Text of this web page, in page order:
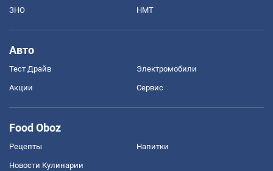
ЗНО НМТ
Авто
Тест Драйв Электромобили
Акции Сервис
Food Oboz
Рецепты Напитки
Новости Кулинарии